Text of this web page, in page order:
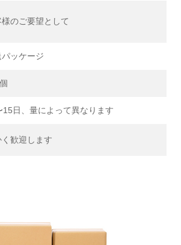
様のご要望として
パッケージ
15日、量によって異なります
く歓迎します